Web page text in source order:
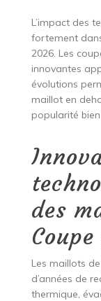
L’impact des
fortement
2026. Les
innovantes
évolutions
maillot en
popularité
des
Les maillots
d’années de
thermique,